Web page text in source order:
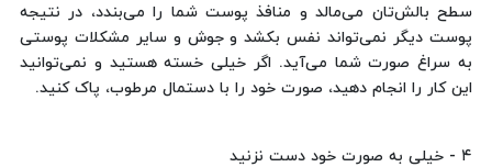
سطح بالش‌تان می‌مالد و منافذ پوست شما را می‌بندد، در نتیجه
پوست دیگر نمی‌تواند نفس بکشد و جوش و سایر مشکلات پوستی
به سراغ صورت شما می‌آید. اگر خیلی خسته هستید و نمی‌توانید
این کار را انجام دهید، صورت خود را با دستمال مرطوب، پاک کنید.
۴ - خیلی به صورت خود دست نزنید